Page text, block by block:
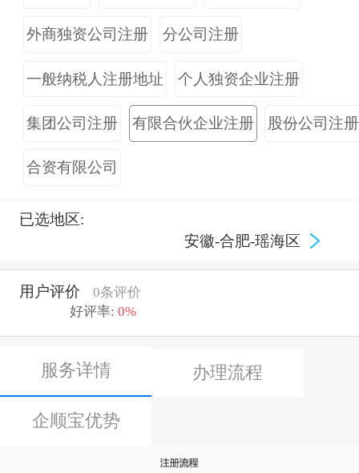
外商独资公司注册 分公司注册
一般纳税人注册地址 个人独资企业注册
集团公司注册 有限合伙企业注册 股份公司注册
合资有限公司
已选地区:
安徽-合肥-瑶海区
用户评价
0条评价
好评率: 0%
服务详情 办理流程
企顺宝优势